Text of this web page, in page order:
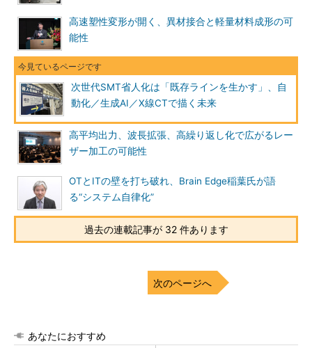
高速塑性変形が開く、異材接合と軽量材料成形の可
能性
次世代SMT省人化は「既存ラインを生かす」、自
動化／生成AI／X線CTで描く未来
高平均出力、波長拡張、高繰り返し化で広がるレー
ザー加工の可能性
OTとITの壁を打ち破れ、Brain Edge稲葉氏が語
る“システム自律化”
過去の連載記事が 32 件あります
次のページへ
あなたにおすすめ